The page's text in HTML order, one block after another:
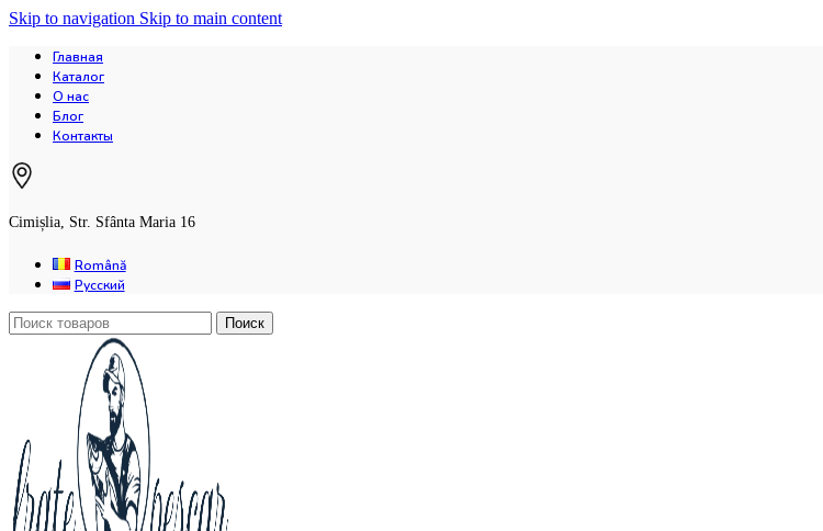
Skip to navigation Skip to main content
Главная
Каталог
О нас
Блог
Контакты
Cimișlia, Str. Sfânta Maria 16
Română
Русский
Поиск